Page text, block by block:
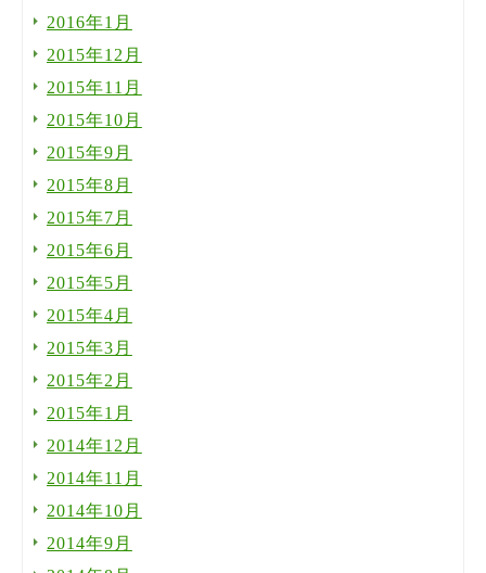
2016年1月
2015年12月
2015年11月
2015年10月
2015年9月
2015年8月
2015年7月
2015年6月
2015年5月
2015年4月
2015年3月
2015年2月
2015年1月
2014年12月
2014年11月
2014年10月
2014年9月